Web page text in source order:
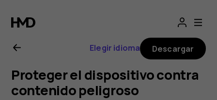
Manual
del
usuario
Elegir idioma Descargar
Proteger el dispositivo contra
contenido peligroso